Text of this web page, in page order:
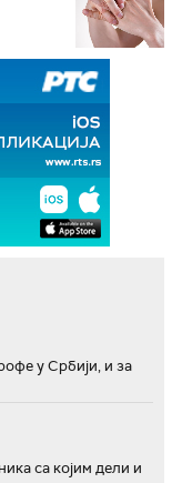
у Србији, и за
са којим дели и